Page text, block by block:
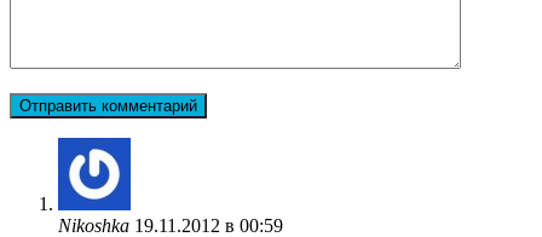
Nikoshka 19.11.2012 в 00:59